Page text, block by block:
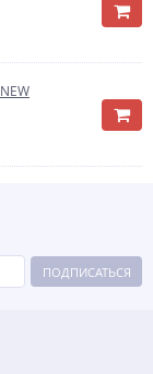
ПОДПИСАТЬСЯ